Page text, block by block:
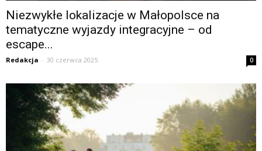
Niezwykłe lokalizacje w Małopolsce na
tematyczne wyjazdy integracyjne – od
escape...
Redakcja - 30 czerwca 2025 0